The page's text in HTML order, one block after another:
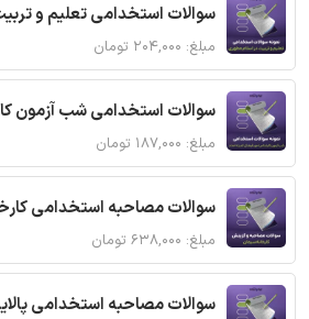
سوالات استخدامی تعلیم و
مبلغ: ۲۰۴,۰۰۰ تومان
سوالات استخدامی شب آزمون
مبلغ: ۱۸۷,۰۰۰ تومان
سوالات مصاحبه استخدامی
مبلغ: ۶۳۸,۰۰۰ تومان
سوالات مصاحبه استخدامی